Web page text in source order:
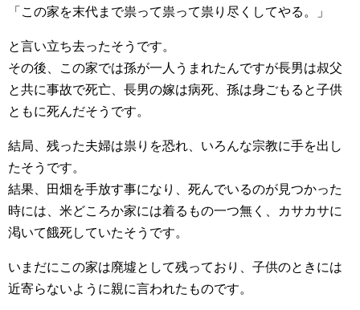
「この家を末代まで祟って祟って祟り尽くしてやる。」
と言い立ち去ったそうです。
その後、この家では孫が一人うまれたんですが長男は叔父
と共に事故で死亡、長男の嫁は病死、孫は身ごもると子供
ともに死んだそうです。
結局、残った夫婦は祟りを恐れ、いろんな宗教に手を出し
たそうです。
結果、田畑を手放す事になり、死んでいるのが見つかった
時には、米どころか家には着るもの一つ無く、カサカサに
渇いて餓死していたそうです。
いまだにこの家は廃墟として残っており、子供のときには
近寄らないように親に言われたものです。